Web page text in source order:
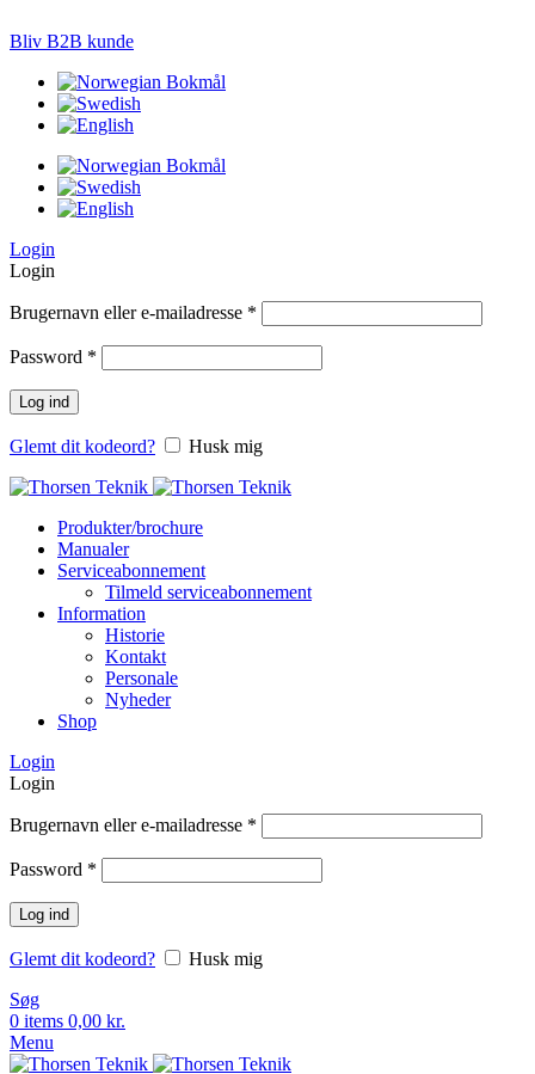
Bliv B2B kunde
Login
Login
Brugernavn eller e-mailadresse *
Password *
Log ind
Glemt dit kodeord? Husk mig
Produkter/brochure
Manualer
Serviceabonnement
Tilmeld serviceabonnement
Information
Historie
Kontakt
Personale
Nyheder
Shop
Login
Login
Brugernavn eller e-mailadresse *
Password *
Log ind
Glemt dit kodeord?
Husk mig
Søg
0 items 0,00 kr.
Menu